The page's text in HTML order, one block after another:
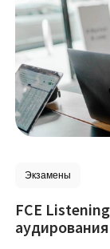
Экзамены
FCE
аудирования